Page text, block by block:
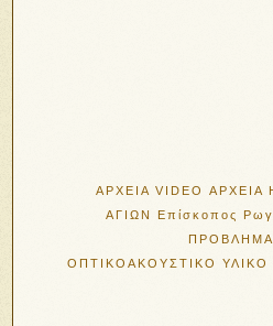
ΑΡΧΕΙΑ VIDEO
ΑΡΧΕΙΑ
ΑΓΙΩΝ
Επίσκοπος
ΟΠΤΙΚΟΑΚΟΥΣΤΙΚΟ ΥΛΙΚΟ